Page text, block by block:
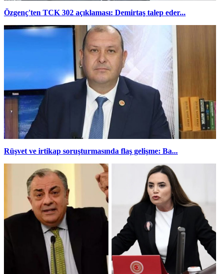
Özgenç'ten TCK 302 açıklaması: Demirtaş talep eder...
Rüşvet ve irtikap soruşturmasında flaş gelişme: Ba...